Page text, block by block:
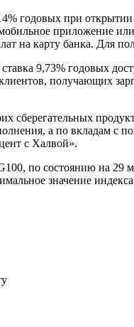
годовых при
приложение
на карту банка. Для
9,73% годовых
получающих
сберегательных
а по вкладам с
с Халвой».
по состоянию на 29
значение